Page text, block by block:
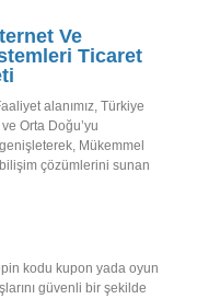
Ve
Ticaret
alanımız, Türkiye
Orta Doğu’yu
Mükemmel
çözümlerini sunan
kodu kupon yada oyun
güvenli bir şekilde